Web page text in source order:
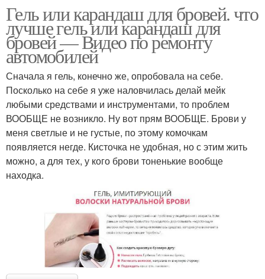
Гель или карандаш для бровей. что
лучше гель или карандаш для
бровей — Видео по ремонту
автомобилей
Сначала я гель, конечно же, опробовала на себе.
Посколько на себе я уже наловчилась делай мейк
любыми средствами и инструментами, то проблем
ВООБЩЕ не возникло. Ну вот прям ВООБЩЕ. Брови у
меня светлые и не густые, по этому комочкам
появляется негде. Кисточка не удобная, но с этим жить
можно, а для тех, у кого брови тоненькие вообще
находка.